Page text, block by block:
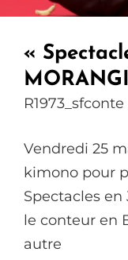
«
R1973_sfconte
Vendredi 25
kimono pour
Spectacles
le conteur en
autre